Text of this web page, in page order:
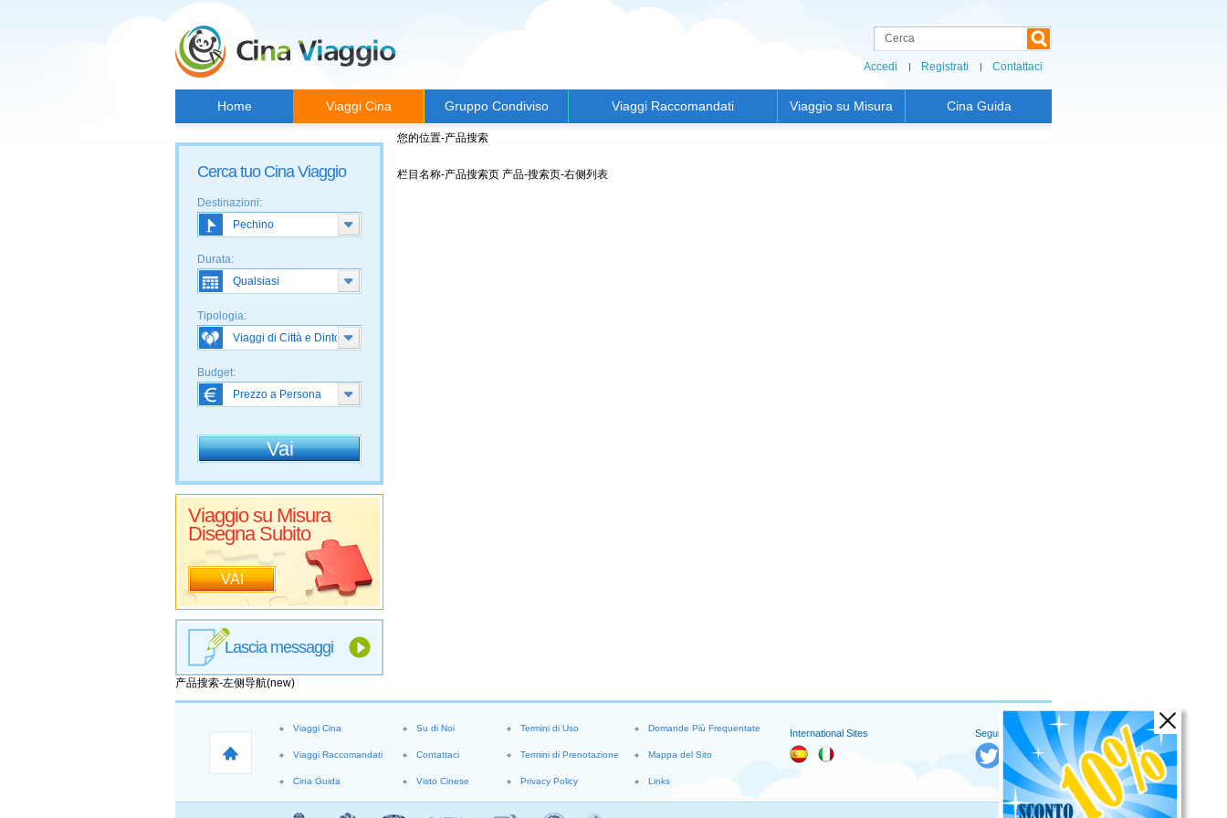
Accedi Registrati Contattaci
Home Viaggi Cina Gruppo Condiviso Viaggi Raccomandati Viaggio su Misura Cina Guida
Cerca tuo Cina Viaggio
Destinazioni:
Durata:
Tipologia:
Budget:
Viaggio su Misura
Disegna Subito
VAI
Lascia messaggi
产品搜索-左侧导航(new)
您的位置-产品搜索
栏目名称-产品搜索页 产品-搜索页-右侧列表
Seguici
Viaggi Cina
Viaggi Raccomandati
Cina Guida
Su di Noi
Contattaci
Visto Cinese
Termini di Uso
Termini di Prenotazione
Privacy Policy
Domande Più Frequentate
Mappa del Sito
Links
International Sites